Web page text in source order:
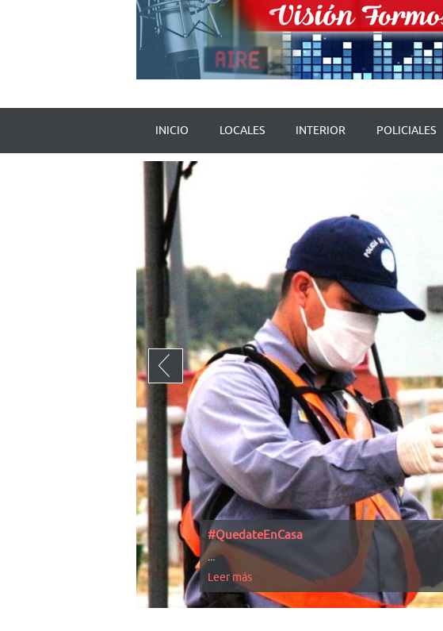
INICIO LOCALES INTERIOR POLICIALES
#QuedateEnCasa
...
Leer más